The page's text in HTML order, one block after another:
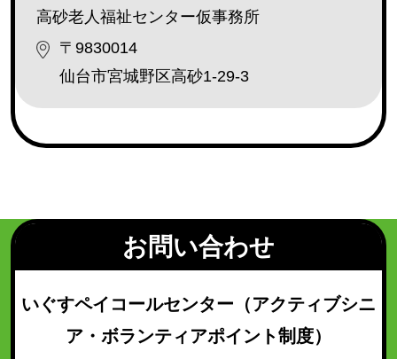
配膳ボランティア (19)
障害のある方の作業補助
外出補助(32)
若林区(49)
太白区(93)
(130)
高砂老人福祉センター仮事務所
〒9830014
仙台市宮城野区高砂1-29-3
お問い合わせ
いぐすペイコールセンター （アクティブシニ
ア・ボランティアポイント制度）